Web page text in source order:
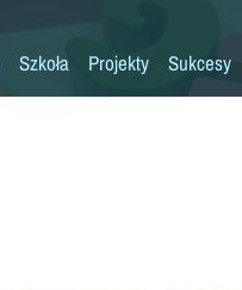
Szkoła
Historia szkoły
Projekty Sukcesy